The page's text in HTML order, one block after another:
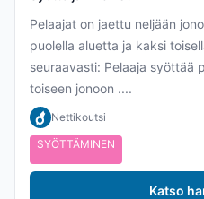
Pelaajat on jaettu neljään
puolella aluetta ja kaksi
seuraavasti: Pelaaja syöttää
toiseen jonoon ....
Nettikoutsi
SYÖTTÄMINEN
Katso